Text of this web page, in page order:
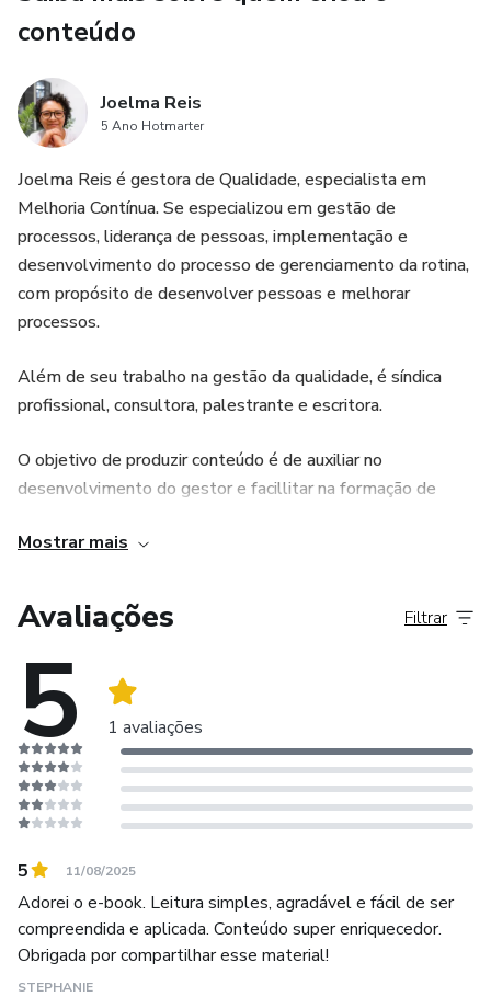
✅ Tomar decisões seguras mesmo sob pressão
✅ Organizar sua rotina com foco e produtividade
✅ Enfrentar mudanças com adaptabilidade e resiliência
✅ Criar um ambiente colaborativo e participativo
✅ Aplicar feedbacks e avaliar sua gestão com inteligência
emocional
Formato: PDF + Versão pronta para impressão
Indicado para: Síndicos profissionais, gestores condominiais,
administradoras e interessados na área de administração
de condomínios.
Transforme sua gestão com mais empatia, estratégia e
resultados!
excelência como síndico profissional.
conteúdo
Joelma Reis
5 Ano Hotmarter
Joelma Reis é gestora de Qualidade, especialista em
Melhoria Contínua. Se especializou em gestão de
processos, liderança de pessoas, implementação e
desenvolvimento do processo de gerenciamento da rotina,
com propósito de desenvolver pessoas e melhorar
processos.
Além de seu trabalho na gestão da qualidade, é síndica
profissional, consultora, palestrante e escritora.
O objetivo de produzir conteúdo é de auxiliar no
desenvolvimento do gestor e facillitar na formação de
promover um espaço para reflexões que ajude na saúde
iniciando agora e aqueles mais experientes. O
compromisso é ajudar os outros a alcançar uma vida
equilibrada e significativa.
Mostrar mais
Avaliações
5 1 avaliações
Filtrar
5 11/08/2025
Adorei o e-book. Leitura simples, agradável e fácil de ser
compreendida e aplicada. Conteúdo super enriquecedor.
Obrigada por compartilhar esse material!
STEPHANIE